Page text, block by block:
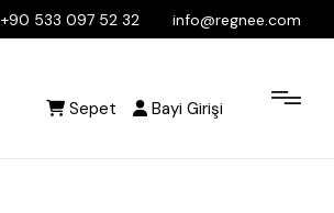
+90 533 097 52 32 info@regnee.com
Sepet Bayi Girişi